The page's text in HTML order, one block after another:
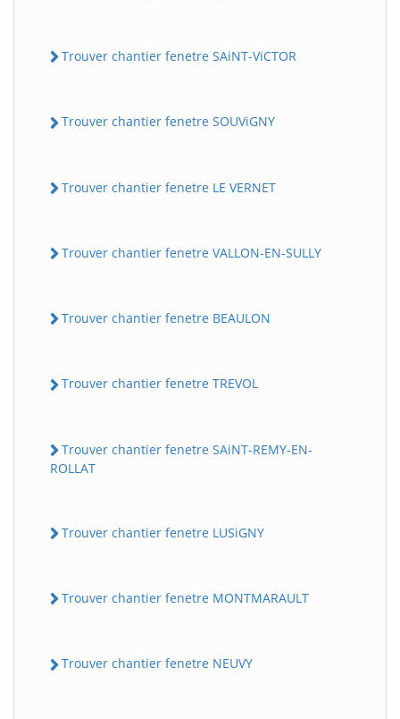
Trouver chantier fenetre SAiNT-ViCTOR
Trouver chantier fenetre SOUViGNY
Trouver chantier fenetre LE VERNET
Trouver chantier fenetre VALLON-EN-SULLY
Trouver chantier fenetre BEAULON
Trouver chantier fenetre TREVOL
Trouver chantier fenetre SAiNT-REMY-EN-
ROLLAT
Trouver chantier fenetre LUSiGNY
Trouver chantier fenetre MONTMARAULT
Trouver chantier fenetre NEUVY